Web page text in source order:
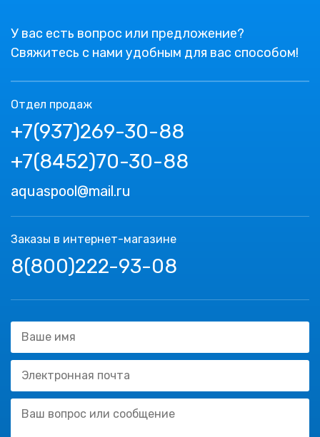
У вас есть вопрос или предложение?
Свяжитесь с нами удобным для вас способом!
Отдел продаж
+7(937)269-30-88
+7(8452)70-30-88
aquaspool@mail.ru
Заказы в интернет-магазине
8(800)222-93-08